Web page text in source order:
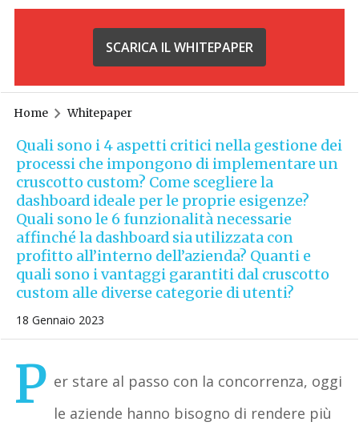
SCARICA IL WHITEPAPER
Home Whitepaper
Quali sono i 4 aspetti critici nella gestione dei
processi che impongono di implementare un
cruscotto custom? Come scegliere la
dashboard ideale per le proprie esigenze?
Quali sono le 6 funzionalità necessarie
affinché la dashboard sia utilizzata con
profitto all’interno dell’azienda? Quanti e
quali sono i vantaggi garantiti dal cruscotto
custom alle diverse categorie di utenti?
18 Gennaio 2023
P er stare al passo con la concorrenza, oggi
le aziende hanno bisogno di rendere più